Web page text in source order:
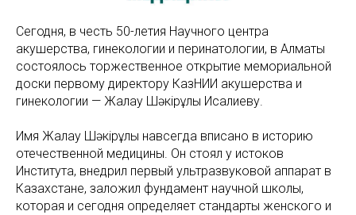
Сегодня, в честь 50-летия Научного центра
акушерства, гинекологии и перинатологии, в Алматы
состоялось торжественное открытие мемориальной
доски первому директору КазНИИ акушерства и
гинекологии — Жалғау Шәкірұлы Исалиеву.
Имя Жалғау Шәкірұлы навсегда вписано в историю
отечественной медицины. Он стоял у истоков
Института, внедрил первый ультразвуковой аппарат в
Казахстане, заложил фундамент научной школы,
которая и сегодня определяет стандарты женского и